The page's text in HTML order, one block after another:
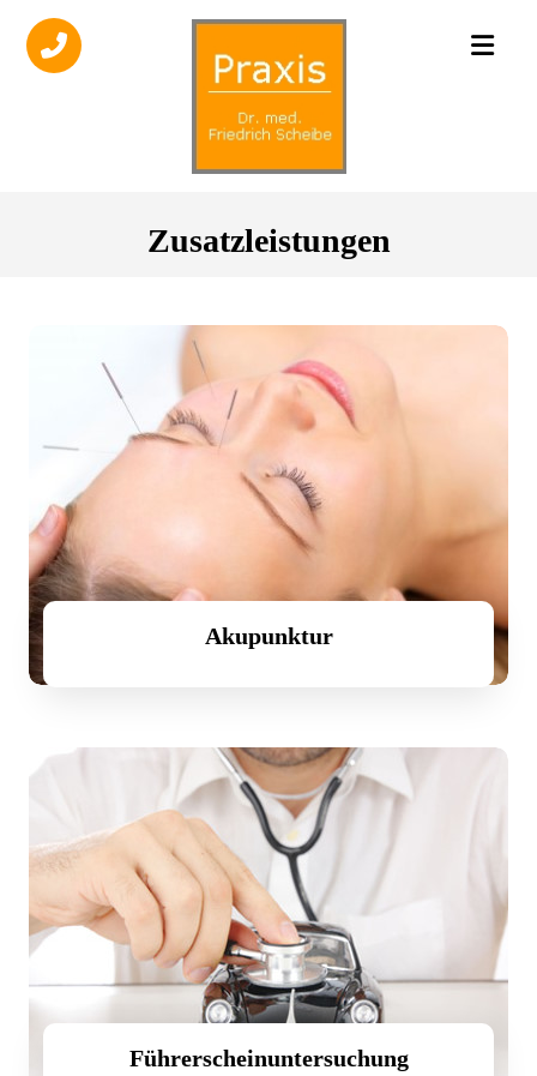
Zusatzleistungen
Akupunktur
Führerscheinuntersuchung